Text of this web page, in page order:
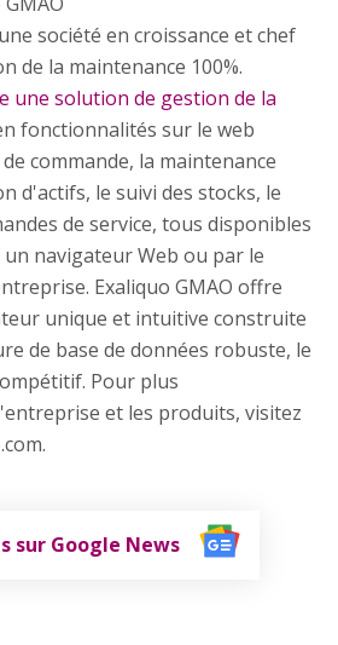
société en croissance et chef
de la maintenance 100%.
une solution de gestion de la
fonctionnalités sur le web
commande, la maintenance
d'actifs, le suivi des stocks, le
de service, tous disponibles
navigateur Web ou par le
Exaliquo GMAO offre
unique et intuitive construite
de base de données robuste, le
Pour plus
et les produits, visitez
sur Google News